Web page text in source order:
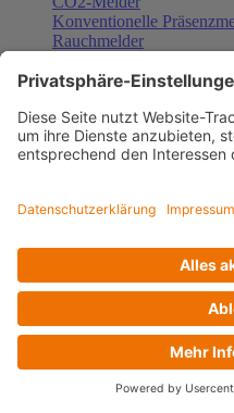
Konventionelle
Rauchmelder
Gefahrenmelder
Türsprechanlagen
Alle anzeigen
Außenstationen
Klingeltaster und Gongs
Sprechanlagen-Sets
Zubehör
Videoüberwachung
Zubehör
Alle anzeigen